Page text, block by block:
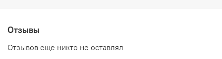
Отзывы
Отзывов еще никто не оставлял